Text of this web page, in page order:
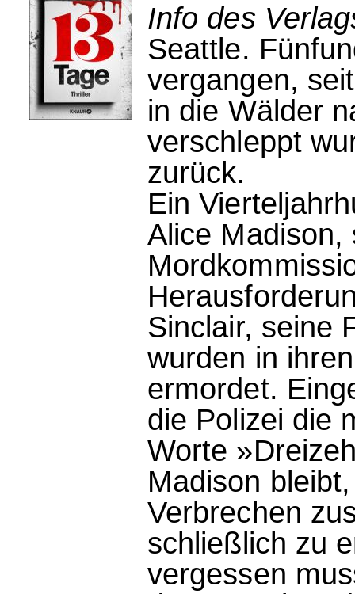
Info des
Seattle.
vergangen,
in die Wälder
verschleppt
zurück.
Ein
Alice
Sinclair, seine
wurden in
ermordet.
die Polizei die
Worte
Madison
Verbrechen
schließlich zu
vergessen